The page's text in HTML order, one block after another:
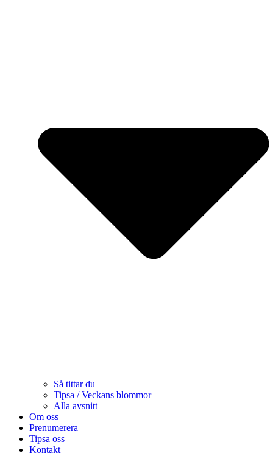
Så tittar du
Tipsa / Veckans blommor
Alla avsnitt
Om oss
Prenumerera
Tipsa oss
Kontakt